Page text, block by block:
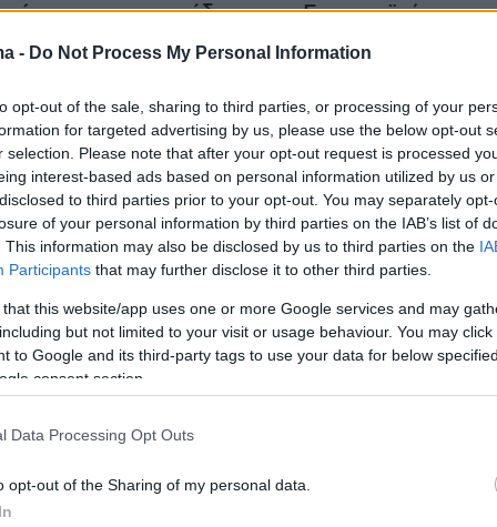
- Do Not Process My Personal Information
opt-out of the sale, sharing to third parties, or processing of your
for targeted advertising by us, please use the below opt-out
selection. Please note that after your opt-out request is processed
interest-based ads based on personal information utilized by us
to third parties prior to your opt-out. You may separately
of your personal information by third parties on the IAB’s list of
This information may also be disclosed by us to third parties on the
Participants that may further disclose it to other third parties.
that this website/app uses one or more Google services and may
but not limited to your visit or usage behaviour. You may
to Google and its third-party tags to use your data for below
consent section.
Data Processing Opt Outs
opt-out of the Sharing of my personal data.
της προέδρου της Ευρωπαϊκής
συνομιλία με τον Πρόεδρο
βασικό εταίρο σε μια περιοχή που
αναταραχή.
μας συμπίπτουν: η διατήρηση ανοιχτών
η ροή ενέργειας και η σταθερότητα των
αλυσίδων. Θα συνεχίσουμε να
προσπάθειες της Τουρκίας για την
και της διπλωματικής επίλυσης της